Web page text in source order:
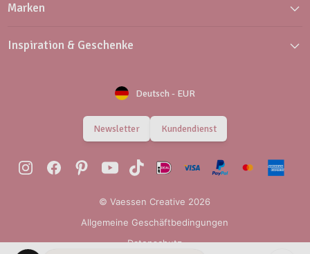
Marken
Inspiration & Geschenke
Deutsch - EUR
Newsletter Kundendienst
© Vaessen Creative 2026
Allgemeine Geschäftbedingungen
Datenschutz